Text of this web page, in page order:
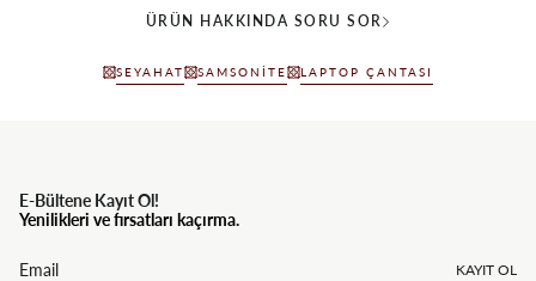
ÜRÜN HAKKINDA SORU SOR
SEYAHAT SAMSONITE LAPTOP ÇANTASI
E-Bültene Kayıt Ol!
Yenilikleri ve fırsatları kaçırma.
KAYIT OL